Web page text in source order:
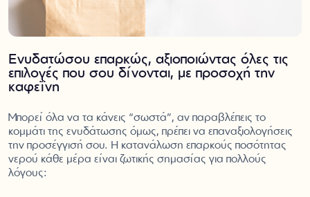
Ενυδατώσου επαρκώς, αξιοποιώντας όλες τις
επιλογές που σου δίνονται, με προσοχή την
καφεΐνη
Μπορεί όλα να τα κάνεις “σωστά”, αν παραβλέπεις το
κομμάτι της ενυδάτωσης όμως, πρέπει να επαναξιολογήσεις
την προσέγγισή σου. Η κατανάλωση επαρκούς ποσότητας
νερού κάθε μέρα είναι ζωτικής σημασίας για πολλούς
λόγους: